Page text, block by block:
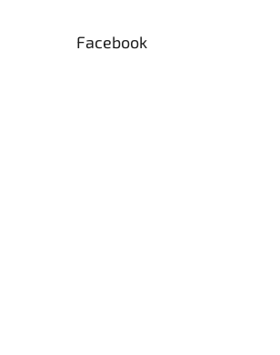
Facebook